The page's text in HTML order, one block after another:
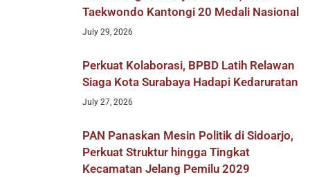
Taekwondo Kantongi 20 Medali Nasional
July 29, 2026
Perkuat Kolaborasi, BPBD Latih Relawan
Siaga Kota Surabaya Hadapi Kedaruratan
July 27, 2026
PAN Panaskan Mesin Politik di Sidoarjo,
Perkuat Struktur hingga Tingkat
Kecamatan Jelang Pemilu 2029